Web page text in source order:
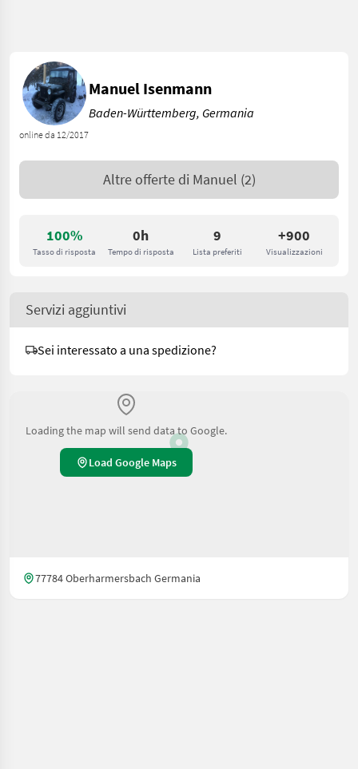
100%
Tasso di risposta
0h
Tempo di risposta
9
Lista preferiti
+900
Visualizzazioni
online da 12/2017
Manuel Isenmann
Baden-Württemberg, Germania
Altre offerte di Manuel (2)
Servizi aggiuntivi
Sei interessato a una spedizione?
Loading the map will send data to Google.
Load Google Maps
77784 Oberharmersbach Germania